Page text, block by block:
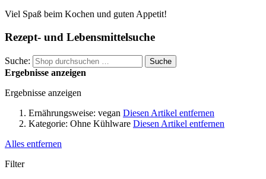
Viel Spaß beim Kochen und guten Appetit!
Rezept- und Lebensmittelsuche
Suche: Suche
Ergebnisse anzeigen
Ergebnisse anzeigen
Ernährungsweise: vegan Diesen Artikel entfernen
Kategorie: Ohne Kühlware Diesen Artikel entfernen
Alles entfernen
Filter